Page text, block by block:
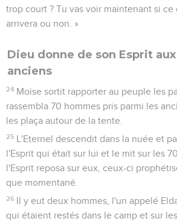
trop court ? Tu vas voir maintenant si
arrivera ou non. »
Dieu donne de son Esprit
anciens
24 Moïse sortit rapporter au peuple les
rassembla 70 hommes pris parmi les
les plaça autour de la tente.
25 L'Eternel descendit dans la nuée et
l'Esprit qui était sur lui et le mit sur les
l'Esprit reposa sur eux, ceux-ci
que momentané.
26 Il y eut deux hommes, l'un appelé
qui étaient restés dans le camp et sur